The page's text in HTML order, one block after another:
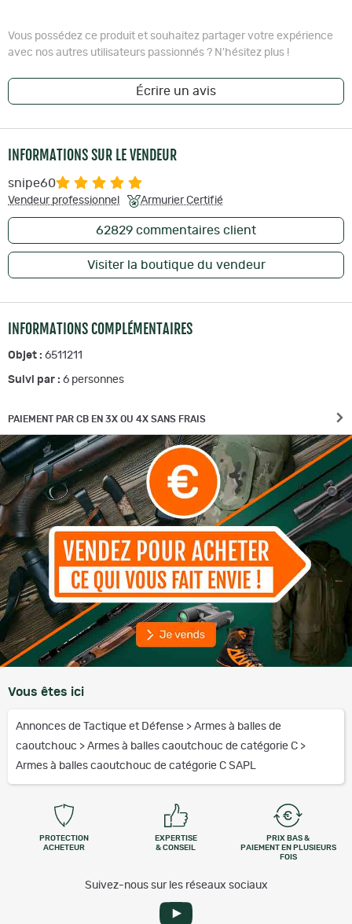
Vous possédez ce produit et souhaitez partager votre expérience
avec nos autres utilisateurs passionnés ? N'hésitez plus !
Écrire un avis
INFORMATIONS SUR LE VENDEUR
snipe60
Vendeur professionnel Armurier Certifié
62829 commentaires client
Visiter la boutique du vendeur
INFORMATIONS COMPLÉMENTAIRES
Objet : 6511211
Suivi par : 6 personnes
PAIEMENT PAR CB EN 3X OU 4X SANS FRAIS
Vous êtes ici
Annonces de Tactique et Défense > Armes à balles de
caoutchouc > Armes à balles caoutchouc de catégorie C >
Armes à balles caoutchouc de catégorie C SAPL
PROTECTION
ACHETEUR
EXPERTISE
& CONSEIL
PRIX BAS &
PAIEMENT EN PLUSIEURS
FOIS
Suivez-nous sur les réseaux sociaux